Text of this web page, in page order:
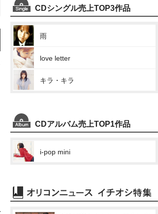
CDシングル売上TOP3作品
雨
love letter
キラ・キラ
CDアルバム売上TOP1作品
i-pop mini